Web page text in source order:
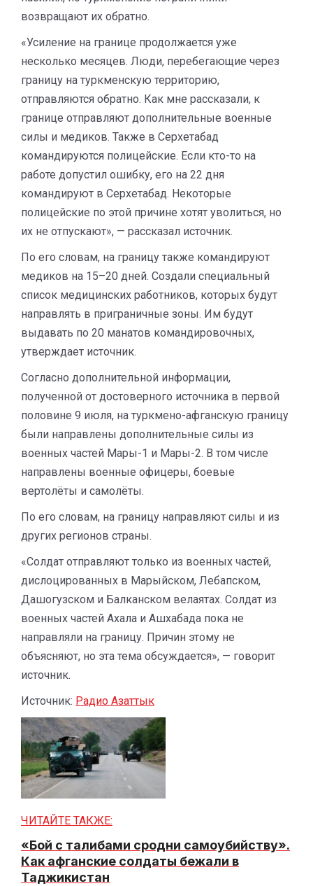
возвращают их обратно.
«Усиление на границе продолжается уже
несколько месяцев. Люди, перебегающие через
границу на туркменскую территорию,
отправляются обратно. Как мне рассказали, к
границе отправляют дополнительные военные
силы и медиков. Также в Серхетабад
командируются полицейские. Если кто-то на
работе допустил ошибку, его на 22 дня
командируют в Серхетабад. Некоторые
полицейские по этой причине хотят уволиться, но
их не отпускают», — рассказал источник.
По его словам, на границу также командируют
медиков на 15–20 дней. Создали специальный
список медицинских работников, которых будут
направлять в приграничные зоны. Им будут
выдавать по 20 манатов командировочных,
утверждает источник.
Согласно дополнительной информации,
полученной от достоверного источника в первой
половине 9 июля, на туркмено-афганскую границу
были направлены дополнительные силы из
военных частей Мары-1 и Мары-2. В том числе
направлены военные офицеры, боевые
вертолёты и самолёты.
По его словам, на границу направляют силы и из
других регионов страны.
«Солдат отправляют только из военных частей,
дислоцированных в Марыйском, Лебапском,
Дашогузском и Балканском велаятах. Солдат из
военных частей Ахала и Ашхабада пока не
направляли на границу. Причин этому не
объясняют, но эта тема обсуждается», — говорит
источник.
Источник: Радио Азаттык
ЧИТАЙТЕ ТАКЖЕ:
«Бой с талибами сродни самоубийству».
Как афганские солдаты бежали в
Таджикистан